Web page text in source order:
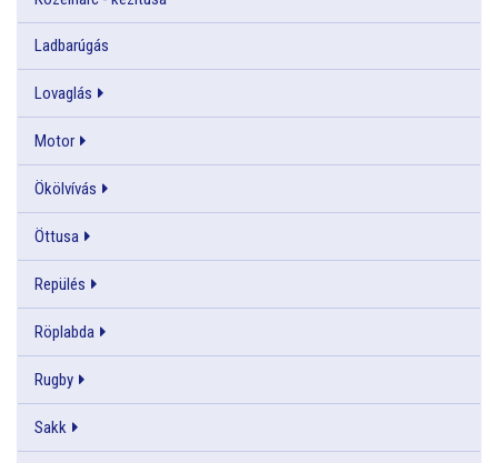
Ladbarúgás
Lovaglás
Motor
Ökölvívás
Öttusa
Repülés
Röplabda
Rugby
Sakk